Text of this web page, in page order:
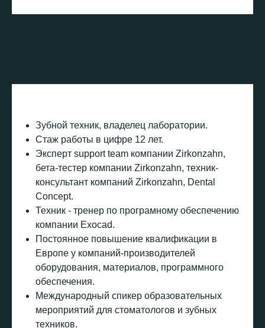
Зубной техник, владелец лаборатории.
Стаж работы в цифре 12 лет.
Эксперт support team компании Zirkonzahn,
бета-тестер компании Zirkonzahn, техник-
консультант компаний Zirkonzahn, Dental
Concept.
Техник - тренер по програмному обеспечению
компании Exocad.
Постоянное повышение квалификации в
Европе у компаний-производителей
оборудования, материалов, программного
обеспечения.
Международный спикер образовательных
мероприятий для стоматологов и зубных
техников.